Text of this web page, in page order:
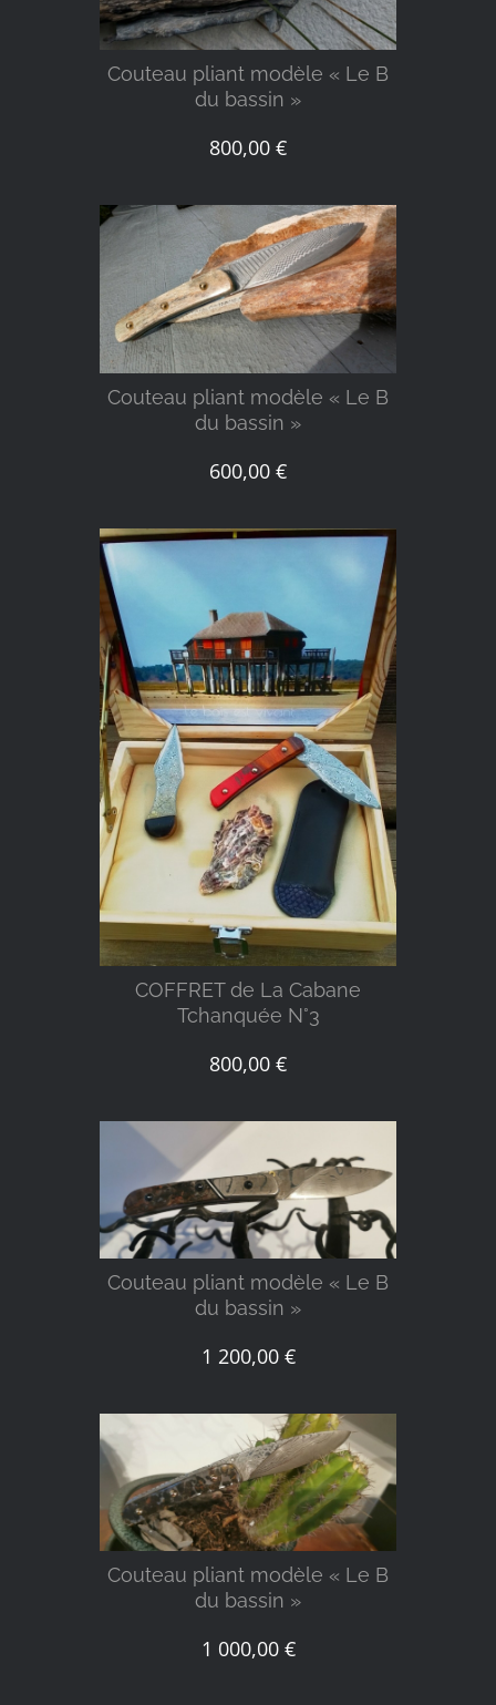
Couteau pliant modèle « Le B
du bassin »
800,00 €
DÉTAILS
Couteau pliant modèle « Le B
du bassin »
600,00 €
DÉTAILS
COFFRET de La Cabane
Tchanquée N°3
800,00 €
DÉTAILS
Couteau pliant modèle « Le B
du bassin »
1 200,00 €
DÉTAILS
Couteau pliant modèle « Le B
du bassin »
1 000,00 €